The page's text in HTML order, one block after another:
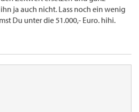
ja auch nicht. Lass noch ein wenig
Du unter die 51.000,- Euro. hihi.